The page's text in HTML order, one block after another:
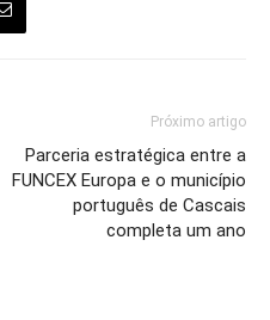
Próximo artigo
Parceria estratégica entre a
FUNCEX Europa e o município
português de Cascais
completa um ano